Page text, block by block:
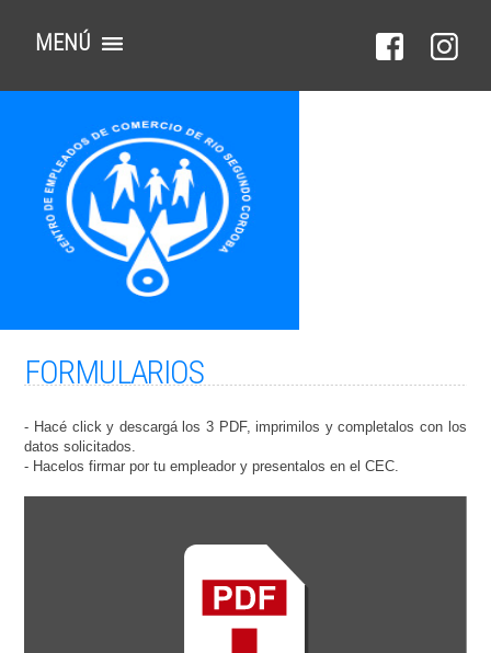
MENÚ
FORMULARIOS
- Hacé click y descargá los 3 PDF, imprimilos y completalos con los
datos solicitados.
- Hacelos firmar por tu empleador y presentalos en el CEC.